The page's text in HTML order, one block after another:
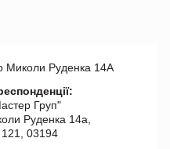
Миколи Руденка 14А
Груп"
Руденка 14а,
03194